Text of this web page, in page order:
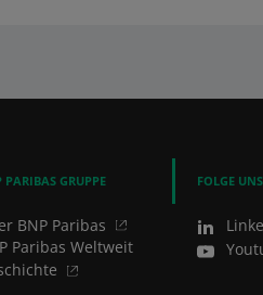
FENSTER)
NEUES FENSTER)
EIN NEUES FENSTER)
PARIBAS GRUPPE
BNP Paribas
Paribas Weltweit
FOLGE UNS